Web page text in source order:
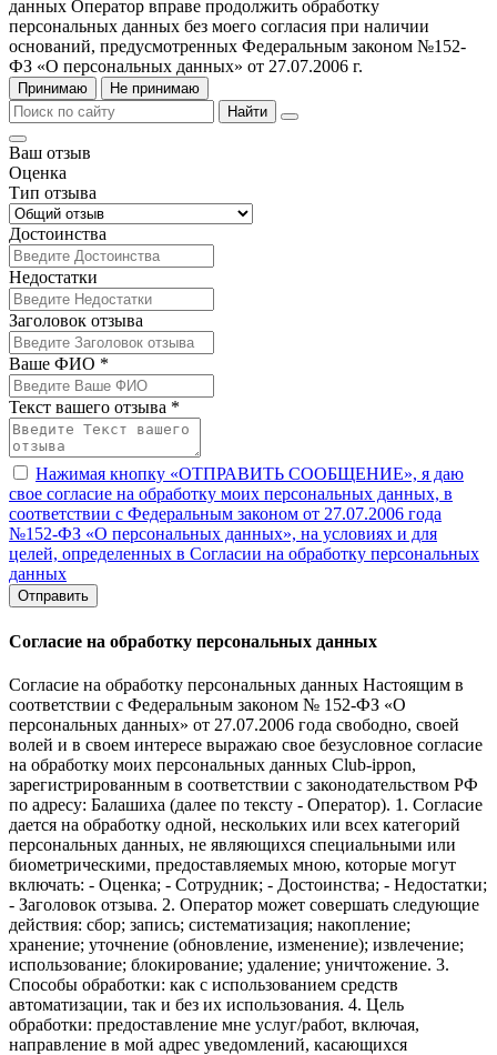
данных Оператор вправе продолжить обработку
персональных данных без моего согласия при наличии
оснований, предусмотренных Федеральным законом №152-
ФЗ «О персональных данных» от 27.07.2006 г.
Принимаю
Не принимаю
Найти
Ваш отзыв
Оценка
Тип отзыва
Достоинства
Недостатки
Заголовок отзыва
Ваше ФИО *
Текст вашего отзыва *
Нажимая кнопку «ОТПРАВИТЬ СООБЩЕНИЕ», я даю
свое согласие на обработку моих персональных данных, в
соответствии с Федеральным законом от 27.07.2006 года
№152-ФЗ «О персональных данных», на условиях и для
целей, определенных в Согласии на обработку персональных
данных
Отправить
Согласие на обработку персональных данных
Согласие на обработку персональных данных Настоящим в
соответствии с Федеральным законом № 152-ФЗ «О
персональных данных» от 27.07.2006 года свободно, своей
волей и в своем интересе выражаю свое безусловное согласие
на обработку моих персональных данных Club-ippon,
зарегистрированным в соответствии с законодательством РФ
по адресу: Балашиха (далее по тексту - Оператор). 1. Согласие
дается на обработку одной, нескольких или всех категорий
персональных данных, не являющихся специальными или
биометрическими, предоставляемых мною, которые могут
включать: - Оценка; - Сотрудник; - Достоинства; - Недостатки;
- Заголовок отзыва. 2. Оператор может совершать следующие
действия: сбор; запись; систематизация; накопление;
хранение; уточнение (обновление, изменение); извлечение;
использование; блокирование; удаление; уничтожение. 3.
Способы обработки: как с использованием средств
автоматизации, так и без их использования. 4. Цель
обработки: предоставление мне услуг/работ, включая,
направление в мой адрес уведомлений, касающихся